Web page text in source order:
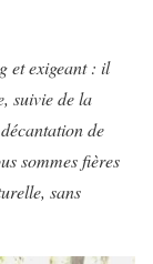
et exigeant : il
suivie de la
de
sommes fières
sans